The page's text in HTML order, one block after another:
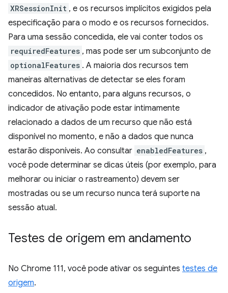
XRSessionInit , e os recursos implícitos exigidos pela
especificação para o modo e os recursos fornecidos.
Para uma sessão concedida, ele vai conter todos os
requiredFeatures , mas pode ser um subconjunto de
optionalFeatures . A maioria dos recursos tem
maneiras alternativas de detectar se eles foram
concedidos. No entanto, para alguns recursos, o
indicador de ativação pode estar intimamente
relacionado a dados de um recurso que não está
disponível no momento, e não a dados que nunca
estarão disponíveis. Ao consultar enabledFeatures ,
você pode determinar se dicas úteis (por exemplo, para
melhorar ou iniciar o rastreamento) devem ser
mostradas ou se um recurso nunca terá suporte na
sessão atual.
Testes de origem em andamento
No Chrome 111, você pode ativar os seguintes testes de
origem.